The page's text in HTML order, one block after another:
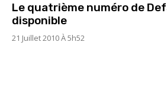
Le quatrième numéro de
disponible
21 Juillet 2010 À 5h52